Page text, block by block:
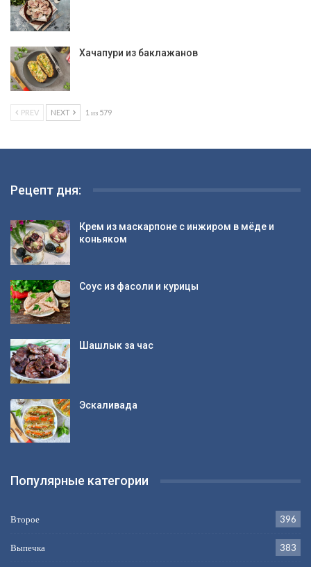
Хачапури из баклажанов
PREV NEXT 1 из 579
Рецепт дня:
Крем из маскарпоне с инжиром в мёде и
коньяком
Соус из фасоли и курицы
Шашлык за час
Эскаливада
Популярные категории
Второе 396
Выпечка 383